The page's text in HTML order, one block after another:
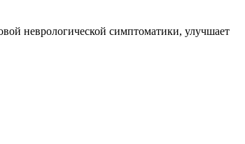
неврологической симптоматики, улучшает